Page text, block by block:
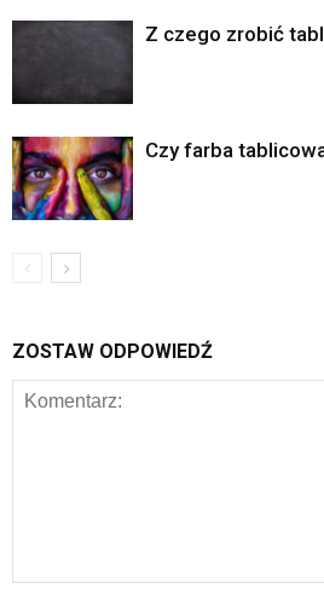
Z czego zrobić
Czy farba
ZOSTAW ODPOWIEDŹ